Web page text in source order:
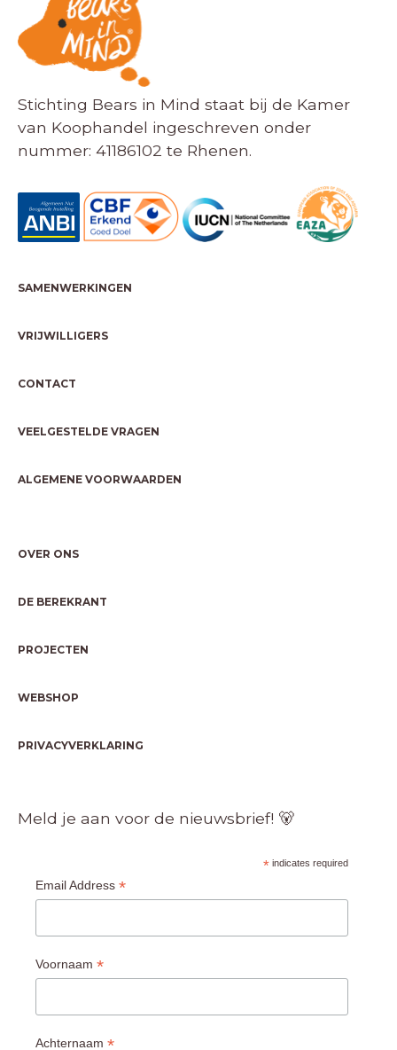
Stichting Bears in Mind staat bij de Kamer
van Koophandel ingeschreven onder
nummer: 41186102 te Rhenen.
SAMENWERKINGEN
VRIJWILLIGERS
CONTACT
VEELGESTELDE VRAGEN
ALGEMENE VOORWAARDEN
OVER ONS
DE BEREKRANT
PROJECTEN
WEBSHOP
PRIVACYVERKLARING
Meld je aan voor de nieuwsbrief! 🐻
* indicates required
Email Address *
Voornaam *
Achternaam *